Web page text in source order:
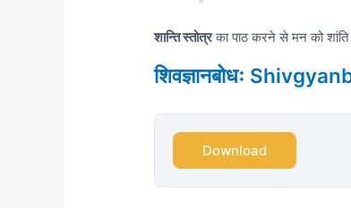
शान्ति स्तोत्रका पाठ करने से मन को
शिवज्ञानबोधः
Download